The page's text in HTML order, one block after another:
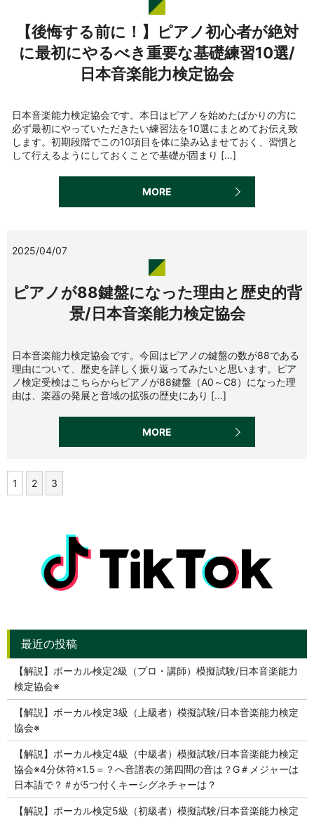
【後悔する前に！】ピアノ初心者が絶対
に最初にやるべき重要な基礎練習10選/
日本音楽能力検定協会
日本音楽能力検定協会です。本日はピアノを始めたばかりの方に
必ず最初にやっていただきたい練習法を10選にまとめてお伝え致
します。初期段階でこの10項目を体に染み込ませておく、習慣と
して行えるようにしておくことで基礎が固まり […]
MORE
2025/04/07
ピアノが88鍵盤になった理由と歴史的背
景/日本音楽能力検定協会
日本音楽能力検定協会です。今回はピアノの鍵盤の数が88である
理由について、歴史を詳しく振り返ってみたいと思います。ピア
ノ検定受検はこちらからピアノが88鍵盤（A0～C8）になった理
由は、楽器の発展と音域の拡張の歴史にあり […]
MORE
1 2 3
【解説】ボーカル検定2級（プロ・講師）模擬試験/日本音楽能力
検定協会※
【解説】ボーカル検定3級（上級者）模擬試験/日本音楽能力検定
協会※
【解説】ボーカル検定4級（中級者）模擬試験/日本音楽能力検定
協会※4分休符×1.5＝？へ音譜表の第四間の音は？G＃メジャーは
日本語で？＃が5つ付くキーシグネチャーは？
【解説】ボーカル検定5級（初級者）模擬試験/日本音楽能力検定